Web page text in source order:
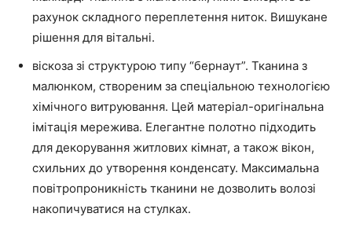
рахунок складного переплетення ниток. Вишукане
рішення для вітальні.
віскоза зі структурою типу “бернаут”. Тканина з
малюнком, створеним за спеціальною технологією
хімічного витруювання. Цей матеріал-оригінальна
імітація мережива. Елегантне полотно підходить
для декорування житлових кімнат, а також вікон,
схильних до утворення конденсату. Максимальна
повітропроникність тканини не дозволить волозі
накопичуватися на стулках.